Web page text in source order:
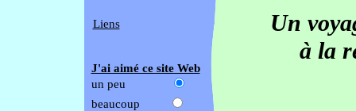
Liens
J'ai aimé ce site Web
un peu
beaucoup
Un
à la